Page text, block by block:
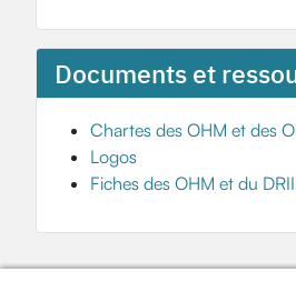
Documents et
Chartes des OHM et des
Logos
Fiches des OHM et du